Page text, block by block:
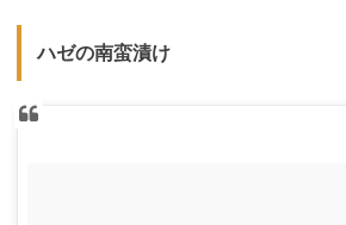
ハゼの南蛮漬け